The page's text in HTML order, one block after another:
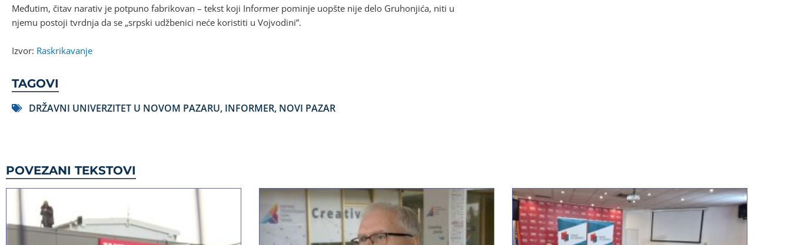
Međutim, čitav narativ je potpuno fabrikovan – tekst koji Informer pominje uopšte nije delo Gruhonjića, niti u
njemu postoji tvrdnja da se „srpski udžbenici neće koristiti u Vojvodini”.
Izvor: Raskrikavanje
TAGOVI
DRŽAVNI UNIVERZITET U NOVOM PAZARU, INFORMER, NOVI PAZAR
POVEZANI TEKSTOVI